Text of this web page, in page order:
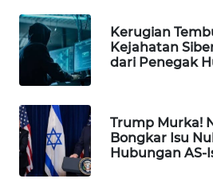
Kerugian
Kejahatan
dari Penegak
Trump Murka!
Bongkar Isu
Hubungan AS-
KONSUMEN
LISTRIK
MASYARAKAT
KELISTRIKAN
WALINKI
ID